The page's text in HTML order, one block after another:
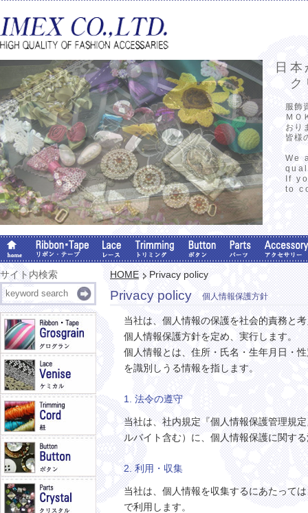
日
ク
服飾
ＭＯ
おり
皆様
We
If
to
サイト内検索 HOME Privacy policy
Privacy policy 個人情報保護方針
当社は、個人情報の保護を社会的責務と
個人情報保護方針を定め、実行します。
個人情報とは、住所・氏名・生年月日・
を識別しうる情報を指します。
1. 法令の遵守
当社は、社内規定『個人情報保護管理規
ルバイト含む）に、個人情報保護に関す
2. 利用・収集
当社は、個人情報を収集するにあたって
で利用します。